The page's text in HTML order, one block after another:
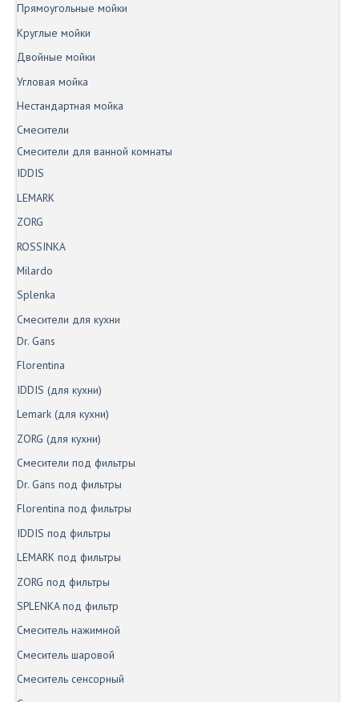
Прямоугольные мойки
Круглые мойки
Двойные мойки
Угловая мойка
Нестандартная мойка
Смесители
Смесители для ванной комнаты
IDDIS
LEMARK
ZORG
ROSSINKA
Milardo
Splenka
Смесители для кухни
Dr. Gans
Florentina
IDDIS (для кухни)
Lemark (для кухни)
ZORG (для кухни)
Смесители под фильтры
Dr. Gans под фильтры
Florentina под фильтры
IDDIS под фильтры
LEMARK под фильтры
ZORG под фильтры
SPLENKA под фильтр
Смеситель нажимной
Смеситель шаровой
Смеситель сенсорный